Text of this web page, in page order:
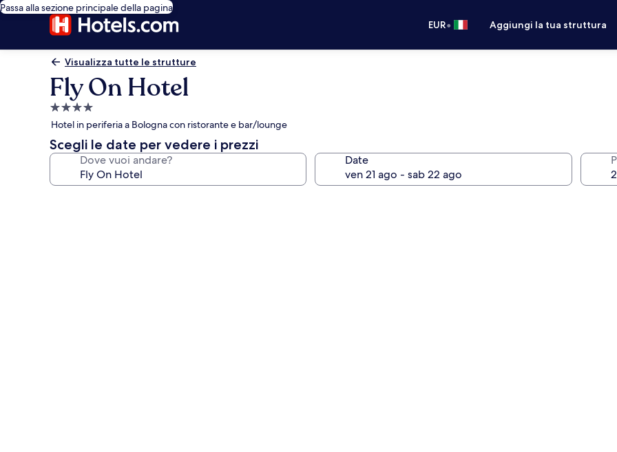
Passa alla sezione principale della pagina
EUR• Aggiungi la tua struttura
Visualizza tutte le strutture
Fly On Hotel
Struttura
a
4.0
stelle
Hotel in periferia a Bologna con ristorante e bar/lounge
Scegli le date per vedere i prezzi
Dove vuoi andare? Date